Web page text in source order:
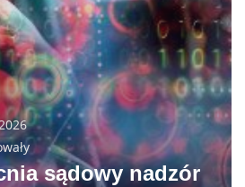
sądowy nadzór